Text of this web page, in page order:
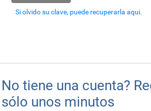
Si olvido su clave, puede recuperarla aqui.
No tiene una cuenta?
sólo unos minutos